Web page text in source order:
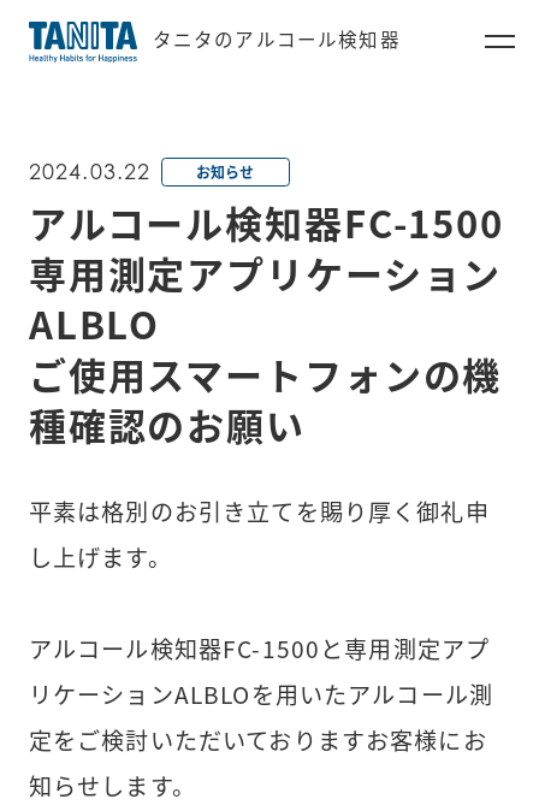
タニタのアルコール検知器
2024.03.22 お知らせ
アルコール検知器FC-1500
専用測定アプリケーション
ALBLO
ご使用スマートフォンの機
種確認のお願い
平素は格別のお引き立てを賜り厚く御礼申
し上げます。
アルコール検知器FC-1500と専用測定アプ
リケーションALBLOを用いたアルコール測
定をご検討いただいておりますお客様にお
知らせします。